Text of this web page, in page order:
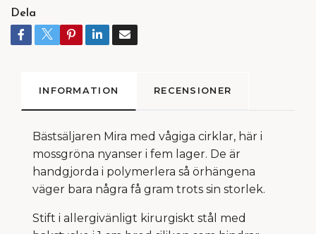
Dela
INFORMATION RECENSIONER
Bästsäljaren Mira med vågiga cirklar, här i
mossgröna nyanser i fem lager. De är
handgjorda i polymerlera så örhängena
väger bara några få gram trots sin storlek.
Stift i allergivänligt kirurgiskt stål med